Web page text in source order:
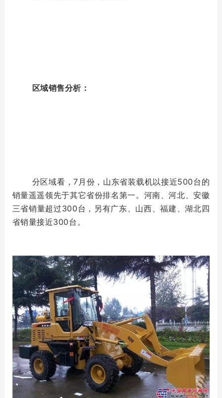
区域销售分析：
分区域看，7月份，山东省装载机以接近500台的
销量遥遥领先于其它省份排名第一。河南、河北、安徽
三省销量超过300台，另有广东、山西、福建、湖北四
省销量接近300台。